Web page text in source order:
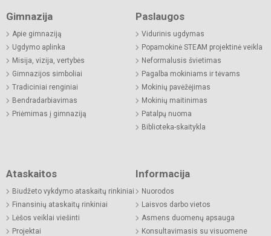
Gimnazija
Apie gimnaziją
Ugdymo aplinka
Misija, vizija, vertybės
Gimnazijos simboliai
Tradiciniai renginiai
Bendradarbiavimas
Priėmimas į gimnaziją
Paslaugos
Vidurinis ugdymas
Popamokinė STEAM projektinė veikla
Neformalusis švietimas
Pagalba mokiniams ir tėvams
Mokinių pavėžėjimas
Mokinių maitinimas
Patalpų nuoma
Biblioteka-skaitykla
Ataskaitos
Biudžeto vykdymo ataskaitų rinkiniai
Finansinių ataskaitų rinkiniai
Lėšos veiklai viešinti
Projektai
Informacija
Nuorodos
Laisvos darbo vietos
Asmens duomenų apsauga
Konsultavimasis su visuomene